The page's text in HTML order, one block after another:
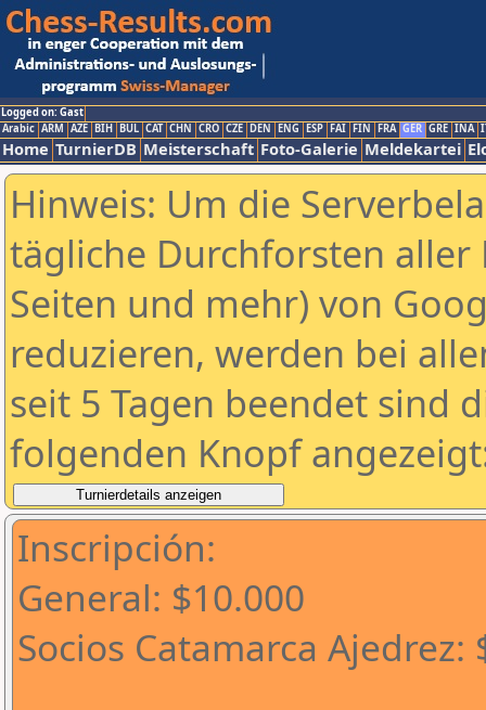
Logged on: Gast
Arabic ARM AZE BIH BUL CAT CHN CRO CZE DEN ENG ESP FAI FIN FRA GER GRE INA
Home TurnierDB Meisterschaft Foto-Galerie Meldekartei
Hinweis: Um die
tägliche Durchforsten aller
Seiten und mehr) von
reduzieren, werden bei
seit 5 Tagen beendet sind
folgenden Knopf
Inscripción:
General: $10.000
Socios Catamarca Ajedrez: